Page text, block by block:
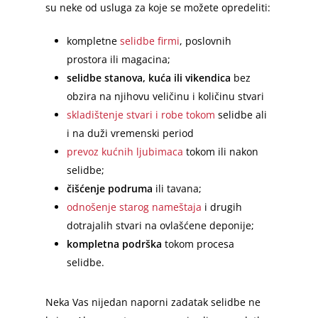
su neke od usluga za koje se možete opredeliti:
kompletneselidbe firmi, poslovnih
prostora ili magacina;
selidbe stanova, kuća ili vikendica bez
obzira na njihovu veličinu i količinu stvari
skladištenje stvari i robe tokom selidbe ali
i na duži vremenski period
prevoz kućnih ljubimaca tokom ili nakon
selidbe;
čišćenje podruma ili tavana;
odnošenje starog nameštaja i drugih
dotrajalih stvari na ovlašćene deponije;
kompletna podrška tokom procesa
selidbe.
Neka Vas nijedan naporni zadatak selidbe ne
Početna
Selidbe u Beogradu
Vračar
Stari grad
Zvezdara
Palilula
Novi Beograd
Lazarevac
Selidbe Cena
Usluge
Selidbe Sa Radnicima
Selidbe Stanova
Selidbe Kuća
Selidbe Firmi
Prevoz Robe
Kombi Prevoz
Kombi Transport
Kombi Prevoz Nameštaja
Kamionski Prevoz
Međunarodni Prevoz
Međugradski Prevoz Robe
Beograd – Novi Sad
Srbija – Nemačka
Međunarodne Selidbe
Selidbe u Srbiji
Međugradske Selidbe
Novi Sad
Kragujevac
Blog
O nama
Video